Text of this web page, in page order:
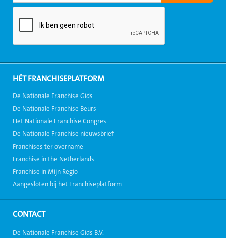
HÉT FRANCHISEPLATFORM
De Nationale Franchise Gids
De Nationale Franchise Beurs
Het Nationale Franchise Congres
De Nationale Franchise nieuwsbrief
Franchises ter overname
Franchise in the Netherlands
Franchise in Mijn Regio
Aangesloten bij het Franchiseplatform
CONTACT
De Nationale Franchise Gids B.V.